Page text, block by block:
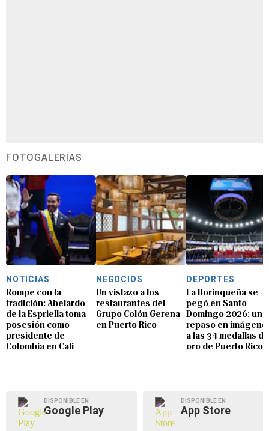
FOTOGALERÍAS
NOTICIAS
Rompe con la
tradición: Abelardo
de la Espriella toma
posesión como
presidente de
Colombia en Cali
NEGOCIOS
Un vistazo a los
restaurantes del
Grupo Colón Gerena
en Puerto Rico
DEPORTES
La Borinqueña se
pegó en Santo
Domingo 2026: un
repaso en
a las 34 medallas de
oro de Puerto Rico
DISPONIBLE EN
Google Play
DISPONIBLE EN
App Store